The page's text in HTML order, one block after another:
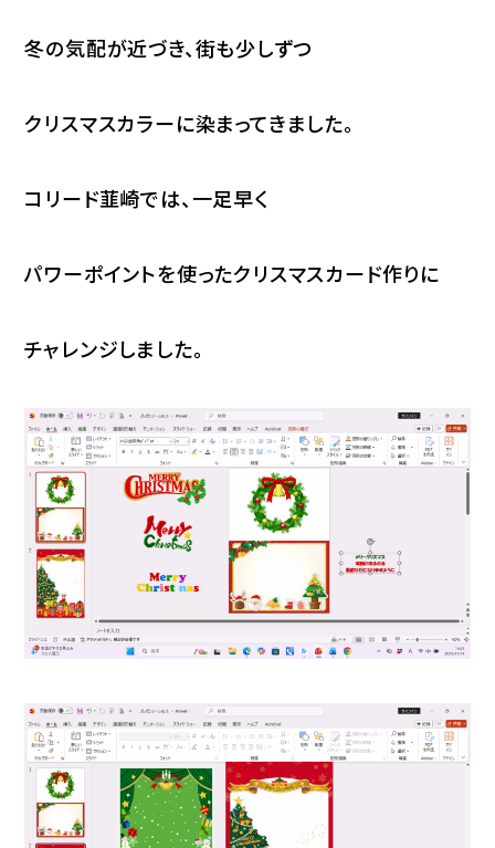
冬の気配が近づき、街も少しずつ
クリスマスカラーに染まってきました。
コリード韮崎では、一足早く
パワーポイントを使ったクリスマスカード作りに
チャレンジしました。